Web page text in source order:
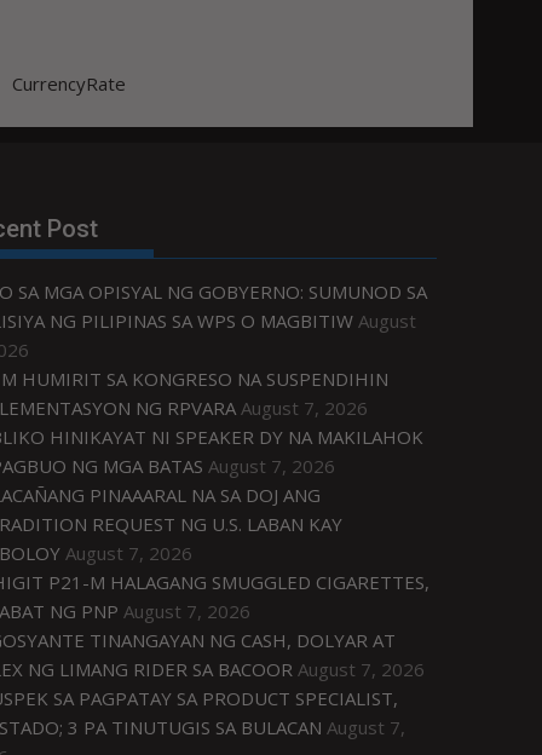
CurrencyRate
Post
SA MGA OPISYAL NG GOBYERNO: SUMUNOD SA
NG PILIPINAS SA WPS O MAGBITIW August
HUMIRIT SA KONGRESO NA SUSPENDIHIN
NG RPVARA August 7, 2026
HINIKAYAT NI SPEAKER DY NA MAKILAHOK
NG MGA BATAS August 7, 2026
PINAAARAL NA SA DOJ ANG
REQUEST NG U.S. LABAN KAY
August 7, 2026
P21-M HALAGANG SMUGGLED CIGARETTES,
NG PNP August 7, 2026
TINANGAYAN NG CASH, DOLYAR AT
NG LIMANG RIDER SA BACOOR August 7, 2026
SA PAGPATAY SA PRODUCT SPECIALIST,
3 PA TINUTUGIS SA BULACAN August 7,